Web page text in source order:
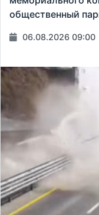
общественный
06.08.2026 09:00